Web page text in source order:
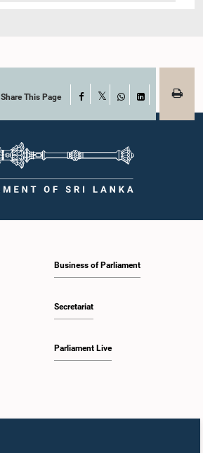
Share This Page Facebook
WhatsAppLinkedIn
Business of Parliament
Secretariat
Parliament Live